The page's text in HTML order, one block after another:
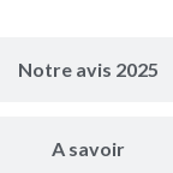
Notre avis 2025
A savoir